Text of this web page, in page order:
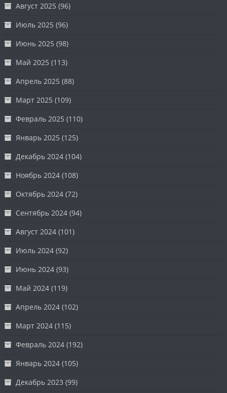
Август 2025 (96)
Июль 2025 (96)
Июнь 2025 (98)
Май 2025 (113)
Апрель 2025 (88)
Март 2025 (109)
Февраль 2025 (110)
Январь 2025 (125)
Декабрь 2024 (104)
Ноябрь 2024 (108)
Октябрь 2024 (72)
Сентябрь 2024 (94)
Август 2024 (101)
Июль 2024 (92)
Июнь 2024 (93)
Май 2024 (119)
Апрель 2024 (102)
Март 2024 (115)
Февраль 2024 (192)
Январь 2024 (105)
Декабрь 2023 (99)